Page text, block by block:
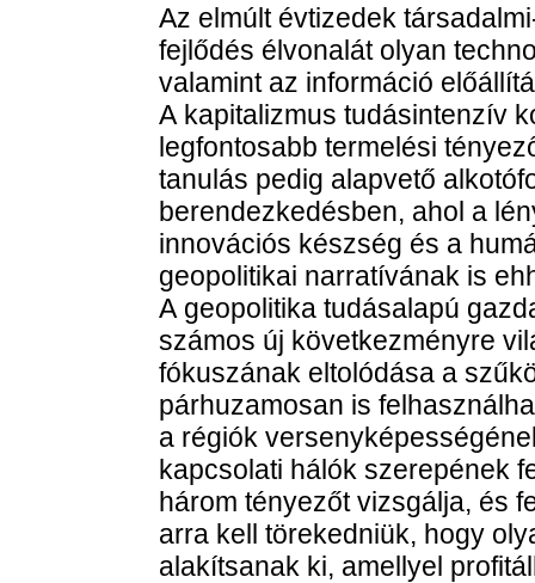
Az elmúlt évtizedek
fejlődés élvonalát olyan
valamint az információ
A kapitalizmus tudásintenzív
legfontosabb termelési
tanulás pedig alapvető
berendezkedésben, ahol a
innovációs készség és a
geopolitikai narratívának is
A geopolitika tudásalapú
számos új következményre
fókuszának eltolódása a
párhuzamosan is
a régiók
kapcsolati hálók szerepének
három tényezőt vizsgálja, és
arra kell törekedniük, hogy
alakítsanak ki, amellyel